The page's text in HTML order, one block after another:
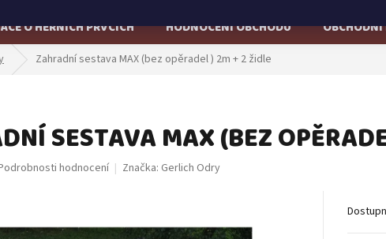
O HERNÍCH PRVCÍCH HODNOCENÍ OBCHODU
Zahradní sestava MAX (bez opěradel ) 2m + 2 židle
SESTAVA MAX (BEZ
hodnocení Značka: Gerlich Odry